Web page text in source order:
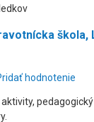
škola,
hodnotenie
aktivity,